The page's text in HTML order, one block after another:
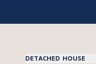
DETACHED HOUSE